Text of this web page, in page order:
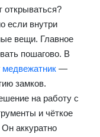
открываться?
если внутри
вещи. Главное
пошагово. В
медвежатник —
замков.
на работу с
и чёткое
аккуратно